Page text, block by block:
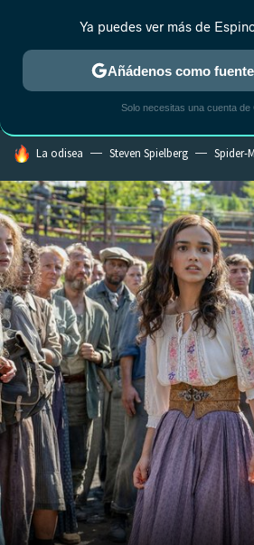
MENÚ
ESTRENOS REALITY
HOY SE HABLA DE
La odisea Steven Spielberg Spider-
Ya puedes ver más de
Añádenos como
Solo necesitas una cuenta de